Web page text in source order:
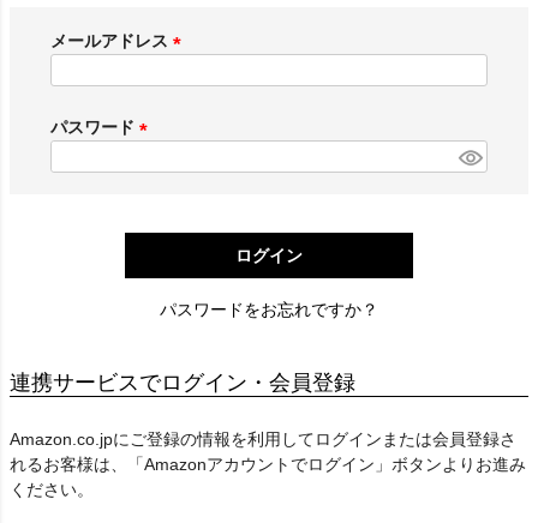
メールアドレス
)
パスワード
)
ログイン
パスワードをお忘れですか？
連携サービスでログイン・会員登録
Amazon.co.jpにご登録の情報を利用してログインまたは会員登録さ
れるお客様は、「Amazonアカウントでログイン」ボタンよりお進み
ください。